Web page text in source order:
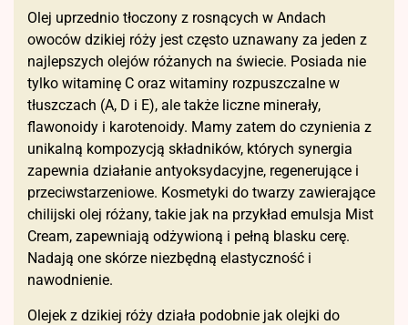
Olej uprzednio tłoczony z rosnących w Andach
owoców dzikiej róży jest często uznawany za jeden z
najlepszych olejów różanych na świecie. Posiada nie
tylko witaminę C oraz witaminy rozpuszczalne w
tłuszczach (A, D i E), ale także liczne minerały,
flawonoidy i karotenoidy. Mamy zatem do czynienia z
unikalną kompozycją składników, których synergia
zapewnia działanie antyoksydacyjne, regenerujące i
przeciwstarzeniowe. Kosmetyki do twarzy zawierające
chilijski olej różany, takie jak na przykład emulsja Mist
Cream, zapewniają odżywioną i pełną blasku cerę.
Nadają one skórze niezbędną elastyczność i
nawodnienie.
Olejek z dzikiej róży działa podobnie jak olejki do